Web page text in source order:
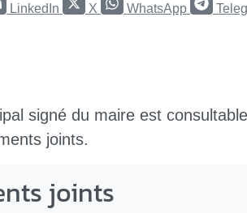
LinkedIn X WhatsApp
signé du maire est
joints.
joints